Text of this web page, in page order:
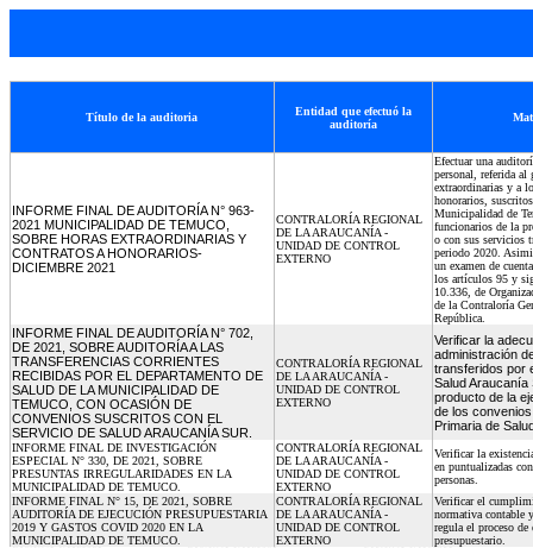
Título de la auditoria
Entidad que efectuó la
auditoría
INFORME FINAL DE AUDITORÍA N° 963-
2021 MUNICIPALIDAD DE TEMUCO,
SOBRE HORAS EXTRAORDINARIAS Y
CONTRATOS A HONORARIOS-
DICIEMBRE 2021
CONTRALORÍA REGIONAL
DE LA ARAUCANÍA -
UNIDAD DE CONTROL
EXTERNO
Efectuar una
personal, referida al
extraordinarias y a
honorarios,
Municipalidad de
funcionarios de la
o con sus servicios
periodo 2020.
un examen de
los artículos 95 y
10.336, de
de la Contraloría
República.
INFORME FINAL DE AUDITORÍA N° 702,
DE 2021, SOBRE AUDITORÍA A LAS
TRANSFERENCIAS CORRIENTES
RECIBIDAS POR EL DEPARTAMENTO DE
SALUD DE LA MUNICIPALIDAD DE
TEMUCO, CON OCASIÓN DE
CONVENIOS SUSCRITOS CON EL
SERVICIO DE SALUD ARAUCANÍA SUR.
CONTRALORÍA REGIONAL
DE LA ARAUCANÍA -
UNIDAD DE CONTROL
EXTERNO
Verificar la
administración
transferidos por
Salud Araucanía
producto de la
de los
Primaria de
INFORME FINAL DE INVESTIGACIÓN
ESPECIAL N° 330, DE 2021, SOBRE
PRESUNTAS IRREGULARIDADES EN LA
MUNICIPALIDAD DE TEMUCO.
CONTRALORÍA REGIONAL
DE LA ARAUCANÍA -
UNIDAD DE CONTROL
EXTERNO
Verificar la
en puntualizadas
personas.
INFORME FINAL N° 15, DE 2021, SOBRE
AUDITORÍA DE EJECUCIÓN PRESUPUESTARIA
2019 Y GASTOS COVID 2020 EN LA
MUNICIPALIDAD DE TEMUCO.
CONTRALORÍA REGIONAL
DE LA ARAUCANÍA -
UNIDAD DE CONTROL
EXTERNO
Verificar el
normativa contable
regula el proceso
presupuestario.